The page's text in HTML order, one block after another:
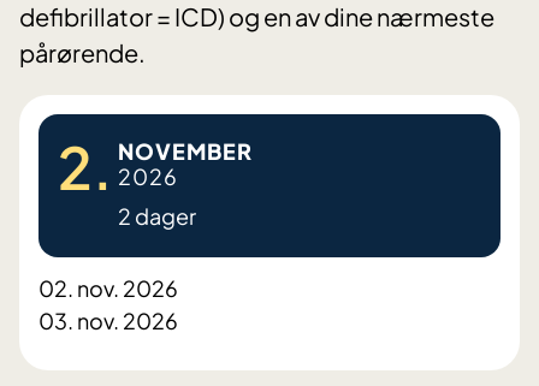
defibrillator = ICD) og en av dine nærmeste
pårørende.
2. NOVEMBER
2026
2 dager
02. nov. 2026
03. nov. 2026